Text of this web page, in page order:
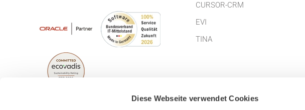
Diese Webseite verwendet Cookies
CURSOR-CRM
EVI
TINA